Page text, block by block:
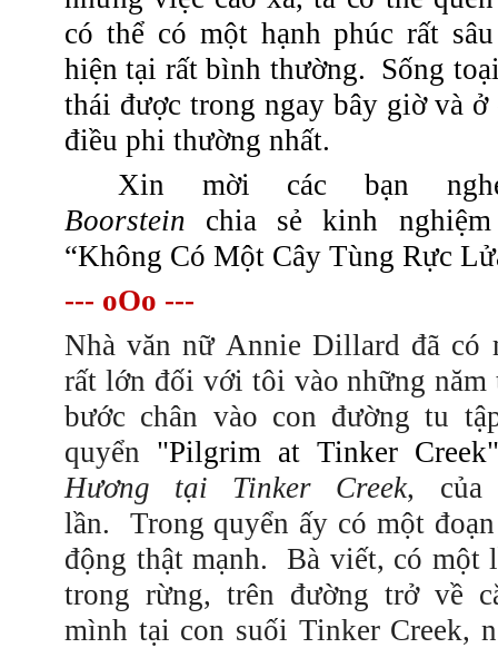
có thể có một hạnh phúc rất
hiện tại rất bình thường. Sống
thái được trong ngay bây giờ và
điều phi thường nhất.
Xin mời các bạn
Boorstein chia sẻ kinh
“Không Có Một Cây Tùng Rực
--- oOo ---
Nhà văn nữ Annie Dillard đã có
rất lớn đối với tôi vào những năm
bước chân vào con đường tu
quyển "Pilgrim at Tinker Creek"
Hương tại Tinker Creek, của
lần.
Trong quyển ấy có một
động thật mạnh. Bà viết, có một
trong rừng, trên đường trở về
mình tại con suối Tinker Creek,